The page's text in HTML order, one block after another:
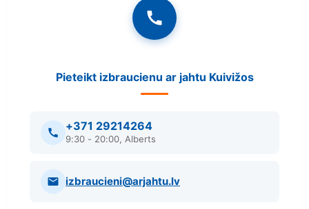
Pieteikt izbraucienu ar jahtu Kuivižos
+371 29214264
9:30 - 20:00, Alberts
izbraucieni@arjahtu.lv